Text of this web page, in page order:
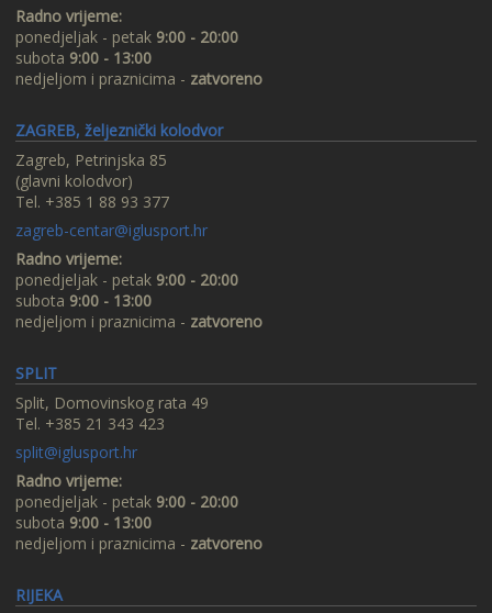
Radno vrijeme:
ponedjeljak - petak 9:00 - 20:00
subota 9:00 - 13:00
nedjeljom i praznicima - zatvoreno
ZAGREB, željeznički kolodvor
Zagreb, Petrinjska 85
(glavni kolodvor)
Tel. +385 1 88 93 377
zagreb-centar@iglusport.hr
Radno vrijeme:
ponedjeljak - petak 9:00 - 20:00
subota 9:00 - 13:00
nedjeljom i praznicima - zatvoreno
SPLIT
Split, Domovinskog rata 49
Tel. +385 21 343 423
split@iglusport.hr
Radno vrijeme:
ponedjeljak - petak 9:00 - 20:00
subota 9:00 - 13:00
nedjeljom i praznicima - zatvoreno
RIJEKA